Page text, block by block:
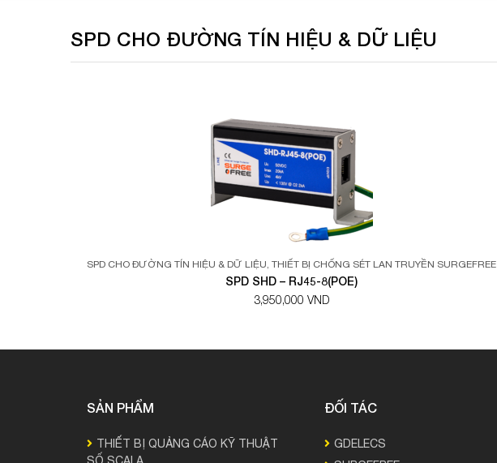
SPD CHO ĐƯỜNG TÍN HIỆU & DỮ LIỆU
SPD CHO ĐƯỜNG TÍN HIỆU & DỮ LIỆU, THIẾT BỊ CHỐNG SÉT LAN TRUYỀN SURGEFREE
SPD SHD – RJ45-8(POE)
3,950,000 VND
SẢN PHẨM
THIẾT BỊ QUẢNG CÁO KỸ THUẬT
ĐỐI TÁC
GDELECS